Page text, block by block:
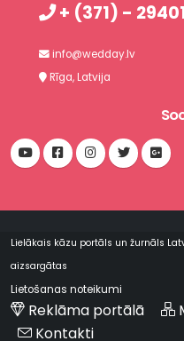
+ (371) -
info@wedday.lv
Rīga, Latvija
Lielākais kāzu portāls un žurnāls
aizsargātas
Lietošanas noteikumi
Reklāma portālā
Kontakti